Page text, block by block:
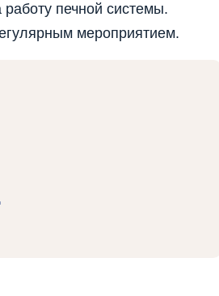
печной системы.
мероприятием.